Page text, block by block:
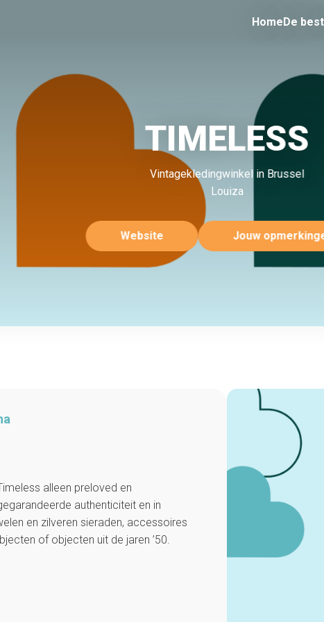
HomeDe
TIMELESS
Vintagekledingwinkel in Brussel
Louiza
Website Jouw
alleen preloved en
authenticiteit en in
en zilveren sieraden, accessoires
of objecten uit de jaren ’50.